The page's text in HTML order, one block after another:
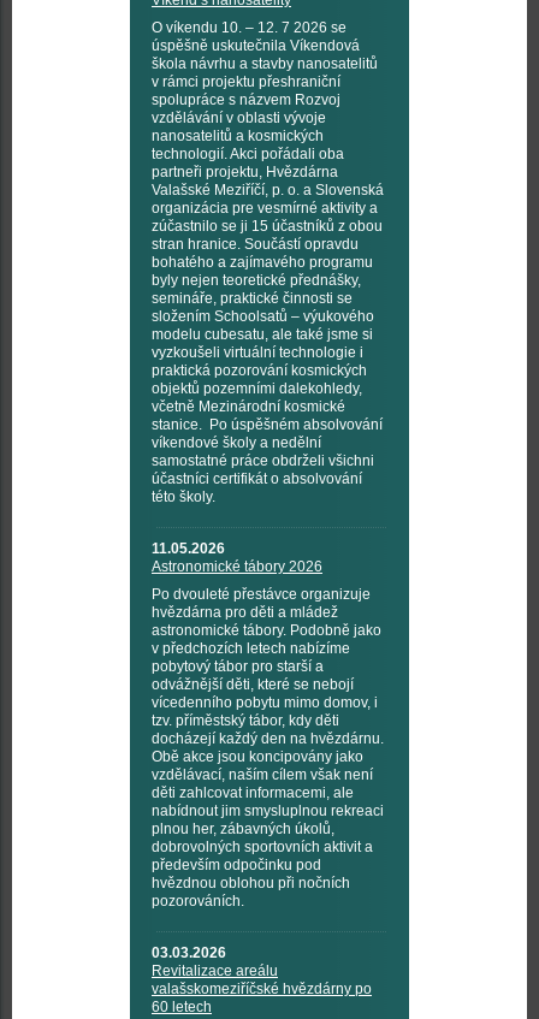
O víkendu 10. – 12. 7 2026 se
úspěšně uskutečnila Víkendová
škola návrhu a stavby nanosatelitů
v rámci projektu přeshraniční
spolupráce s názvem Rozvoj
vzdělávání v oblasti vývoje
nanosatelitů a kosmických
technologií. Akci pořádali oba
partneři projektu, Hvězdárna
Valašské Meziříčí, p. o. a Slovenská
organizácia pre vesmírné aktivity a
zúčastnilo se ji 15 účastníků z obou
stran hranice. Součástí opravdu
bohatého a zajímavého programu
byly nejen teoretické přednášky,
semináře, praktické činnosti se
složením Schoolsatů – výukového
modelu cubesatu, ale také jsme si
vyzkoušeli virtuální technologie i
praktická pozorování kosmických
objektů pozemními dalekohledy,
včetně Mezinárodní kosmické
stanice. Po úspěšném absolvování
víkendové školy a nedělní
samostatné práce obdrželi všichni
účastníci certifikát o absolvování
této školy.
11.05.2026
Astronomické tábory 2026
Po dvouleté přestávce organizuje
hvězdárna pro děti a mládež
astronomické tábory. Podobně jako
v předchozích letech nabízíme
pobytový tábor pro starší a
odvážnější děti, které se nebojí
vícedenního pobytu mimo domov, i
tzv. příměstský tábor, kdy děti
docházejí každý den na hvězdárnu.
Obě akce jsou koncipovány jako
vzdělávací, naším cílem však není
děti zahlcovat informacemi, ale
nabídnout jim smysluplnou rekreaci
plnou her, zábavných úkolů,
dobrovolných sportovních aktivit a
především odpočinku pod
hvězdnou oblohou při nočních
pozorováních.
03.03.2026
Revitalizace areálu
valašskomeziříčské hvězdárny po
60 letech